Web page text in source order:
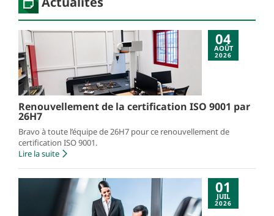
04
AOÛT
2026
Renouvellement de la certification ISO 9001 par
26H7
Bravo à toute l’équipe de 26H7 pour ce renouvellement de
certification ISO 9001.
Lire la suite
01
JUIL
2026